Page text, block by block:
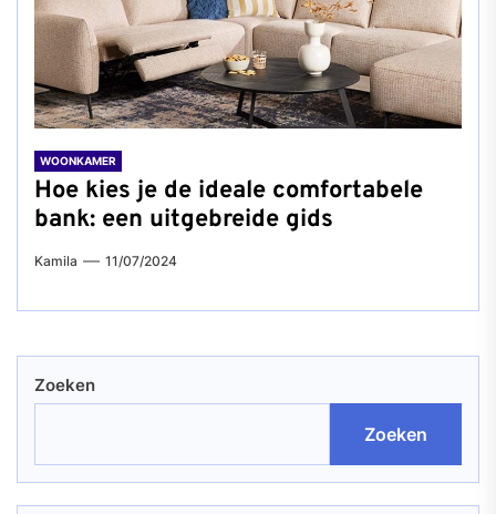
WOONKAMER
Hoe kies je de ideale comfortabele
bank: een uitgebreide gids
Kamila 11/07/2024
Zoeken
Zoeken